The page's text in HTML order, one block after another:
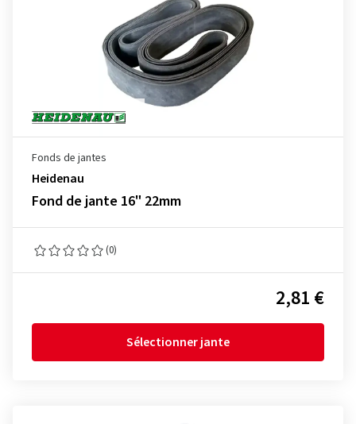
Fonds de jantes
Heidenau
Fond de jante 16" 22mm
(0)
2,81 €
Sélectionner jante